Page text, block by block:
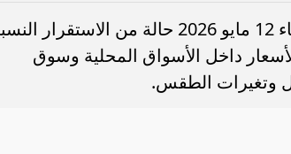
شهدت أسواق الخضروات والفاكهة في مصر اليوم الثلاثاء 12 مايو 2026 حالة من
داخل الأسواق المحلية وسوق
وتغيرات الطقس.
ترخيصها رسميًا